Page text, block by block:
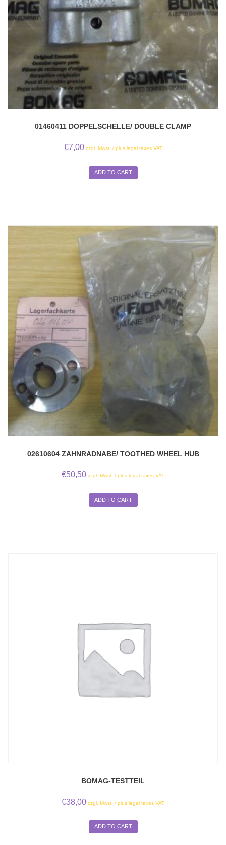
01460411 DOPPELSCHELLE/ DOUBLE CLAMP
€7,00 zzgl. Mwst. / plus legal taxes VAT
ADD TO CART
02610604 ZAHNRADNABE/ TOOTHED WHEEL HUB
€50,50 zzgl. Mwst. / plus legal taxes VAT
ADD TO CART
BOMAG-TESTTEIL
€38,00 zzgl. Mwst. / plus legal taxes VAT
ADD TO CART